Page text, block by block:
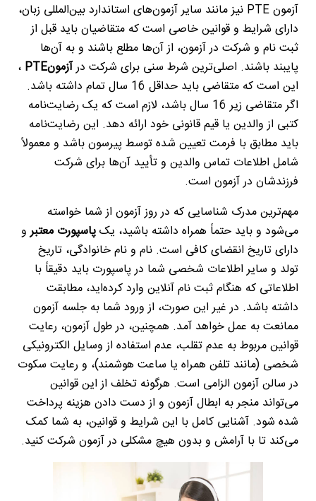
آزمونPTE نیز مانند سایر آزمون‌های استاندارد بین‌المللی زبان،
دارای شرایط و قوانین خاصی است که متقاضیان باید قبل از
ثبت نام و شرکت در آزمون، از آن‌ها مطلع باشند و به آن‌ها
پایبند باشند. اصلی‌ترین شرط سنی برای شرکت درآزمونPTE ،
این است که متقاضی باید حداقل 16 سال تمام داشته باشد.
اگر متقاضی زیر 16 سال باشد، لازم است که یک رضایت‌نامه
کتبی از والدین یا قیم قانونی خود ارائه دهد. این رضایت‌نامه
باید مطابق با فرمت تعیین شده توسط پیرسون باشد و معمولاً
شامل اطلاعات تماس والدین و تأیید آن‌ها برای شرکت
فرزندشان در آزمون است.
مهم‌ترین مدرک شناسایی که در روز آزمون از شما خواسته
می‌شود و باید حتماً همراه داشته باشید، یکپاسپورت معتبرو
دارای تاریخ انقضای کافی است. نام و نام خانوادگی، تاریخ
تولد و سایر اطلاعات شخصی شما در پاسپورت باید دقیقاً با
اطلاعاتی که هنگام ثبت نام آنلاین وارد کرده‌اید، مطابقت
داشته باشد. در غیر این صورت، از ورود شما به جلسه آزمون
ممانعت به عمل خواهد آمد. همچنین، در طول آزمون، رعایت
قوانین مربوط به عدم تقلب، عدم استفاده از وسایل الکترونیکی
شخصی (مانند تلفن همراه یا ساعت هوشمند)، و رعایت سکوت
در سالن آزمون الزامی است. هرگونه تخلف از این قوانین
می‌تواند منجر به ابطال آزمون و از دست دادن هزینه پرداخت
شده شود. آشنایی کامل با این شرایط و قوانین، به شما کمک
می‌کند تا با آرامش و بدون هیچ مشکلی در آزمون شرکت کنید.